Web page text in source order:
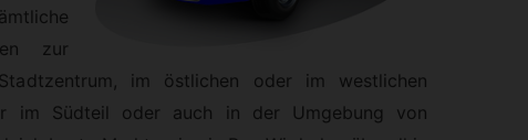
zur
im östlichen oder im westlichen
im Südteil oder auch in der Umgebung von